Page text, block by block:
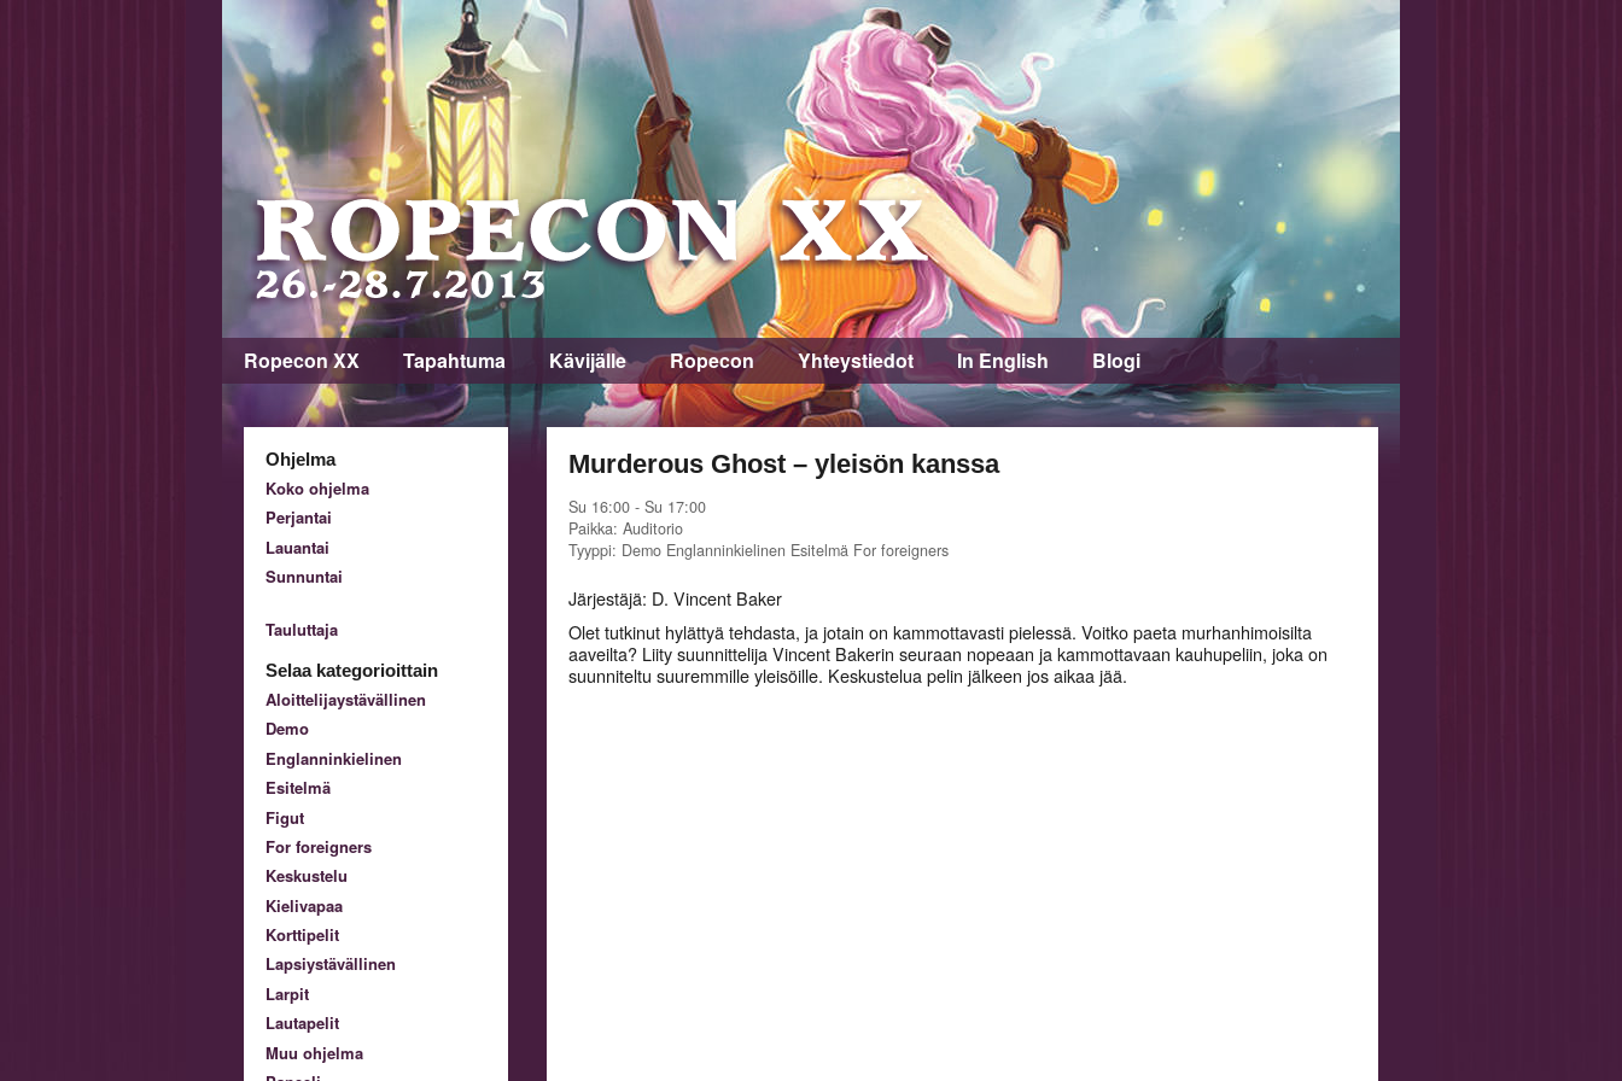
Ropecon XX Tapahtuma Kävijälle Ropecon Yhteystiedot In English Blogi
Ohjelma
Koko ohjelma
Perjantai
Lauantai
Sunnuntai
Tauluttaja
Selaa kategorioittain
Aloittelijaystävällinen
Demo
Englanninkielinen
Esitelmä
Figut
For foreigners
Keskustelu
Kielivapaa
Korttipelit
Lapsiystävällinen
Larpit
Lautapelit
Muu ohjelma
Murderous Ghost – yleisön kanssa
Su 16:00 - Su 17:00
Paikka: Auditorio
Tyyppi: Demo Englanninkielinen Esitelmä For foreigners
Järjestäjä: D. Vincent Baker
Olet tutkinut hylättyä tehdasta, ja jotain on kammottavasti pielessä. Voitko paeta murhanhimoisilta
aaveilta? Liity suunnittelija Vincent Bakerin seuraan nopeaan ja kammottavaan kauhupeliin, joka on
suunniteltu suuremmille yleisöille. Keskustelua pelin jälkeen jos aikaa jää.